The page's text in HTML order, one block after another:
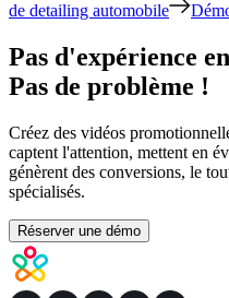
de detailing automobile
Pas d'expérience
Pas de problème !
Créez des vidéos
captent l'attention, mettent en
génèrent des conversions, le
spécialisés.
Réserver une démo